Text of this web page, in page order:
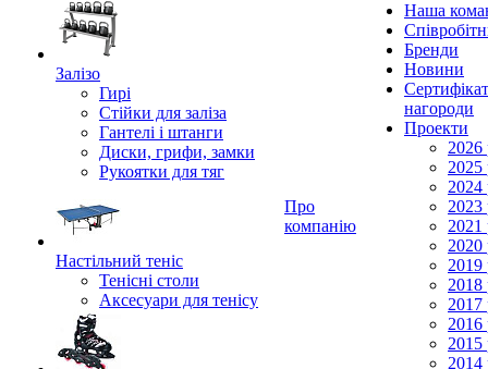
Залізо
Гирі
Стійки для заліза
Гантелі і штанги
Диски, грифи, замки
Рукоятки для тяг
Настільний теніс
Тенісні столи
Аксесуари для тенісу
Про
компанію
Наша
Бренди
Новини
нагороди
Проекти
2026
2025
2024
2023
2021
2020
2019
2018
2017
2016
2015
2014